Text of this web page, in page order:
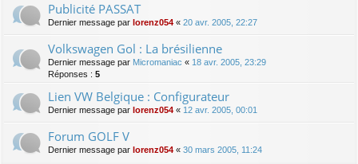
Publicité PASSAT
Dernier message par lorenz054 « 20 avr. 2005, 22:27
Volkswagen Gol : La brésilienne
Dernier message par Micromaniac « 18 avr. 2005, 23:29
Réponses : 5
Lien VW Belgique : Configurateur
Dernier message par lorenz054 « 12 avr. 2005, 00:01
Forum GOLF V
Dernier message par lorenz054 « 30 mars 2005, 11:24